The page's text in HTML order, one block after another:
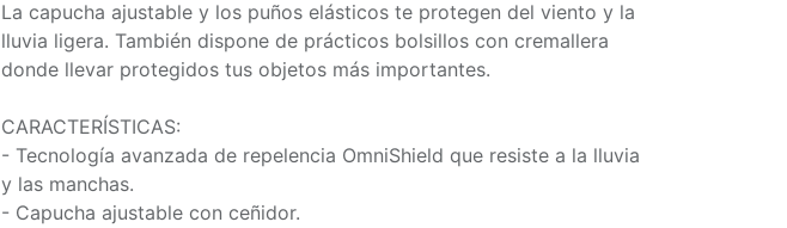
La capucha ajustable y los puños elásticos te protegen del viento y la
lluvia ligera. También dispone de prácticos bolsillos con cremallera
donde llevar protegidos tus objetos más importantes.
CARACTERÍSTICAS:
- Tecnología avanzada de repelencia OmniShield que resiste a la lluvia
y las manchas.
- Capucha ajustable con ceñidor.